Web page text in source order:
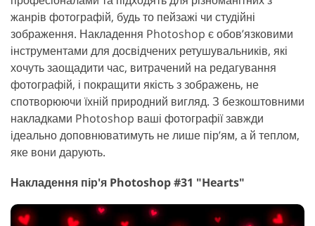
жанрів фотографій, будь то пейзажі чи студійні
зображення. Накладення Photoshop є обов’язковими
інструментами для досвідчених ретушувальників, які
хочуть заощадити час, витрачений на редагування
фотографій, і покращити якість з зображень, не
спотворюючи їхній природний вигляд. З безкоштовними
накладками Photoshop ваші фотографії завжди
ідеально доповнюватимуть не лише пір’ям, а й теплом,
яке вони дарують.
Накладення пір'я Photoshop #31 "Hearts"